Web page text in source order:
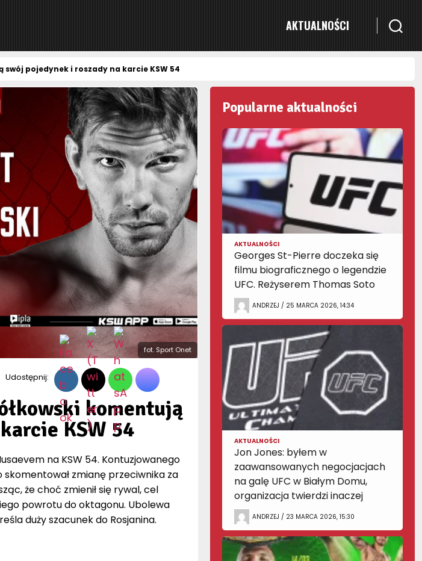
AKTUALNOŚCI
pojedynek i roszady na karcie KSW 54
fot. Sport Onet
Udostępnij:
komentują
KSW 54
na KSW 54. Kontuzjowanego
skomentował zmianę przeciwnika za
że choć zmienił się rywal, cel
powrotu do oktagonu. Ubolewa
duży szacunek do Rosjanina.
Popularne aktualności
AKTUALNOŚCI
Georges St-Pierre doczeka się
filmu biograficznego o legendzie
UFC. Reżyserem Thomas Soto
ANDRZEJ / 25 MARCA 2026, 14:34
AKTUALNOŚCI
Jon Jones: byłem w
zaawansowanych negocjacjach
na galę UFC w Białym Domu,
organizacja twierdzi inaczej
ANDRZEJ / 23 MARCA 2026, 15:30